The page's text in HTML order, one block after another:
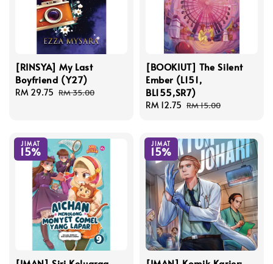
[RINSYA] My Last
Boyfriend (Y27)
Sale
RM 29.75 Regular
RM 35.00
[BOOKIUT] The Silent
Ember (L151,
BL155,SR7)
Sale
RM 12.75 Regular
RM 15.00
JIMAT
15%
JIMAT
15%